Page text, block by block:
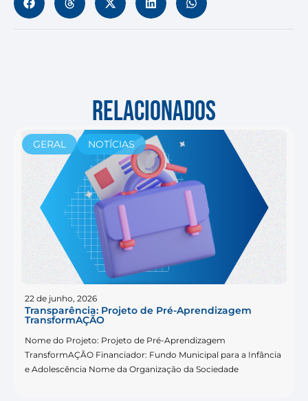
RELACIONADOS
GERAL NOTÍCIAS
22 de junho, 2026
Transparência: Projeto de Pré-Aprendizagem
TransformAÇÃO
Nome do Projeto: Projeto de Pré-Aprendizagem
TransformAÇÃO Financiador: Fundo Municipal para a Infância
e Adolescência Nome da Organização da Sociedade